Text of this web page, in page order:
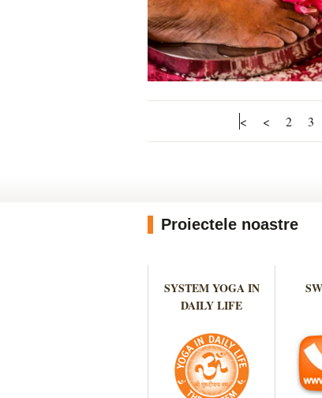
< < 2 3
Proiectele noastre
SYSTEM YOGA IN
DAILY LIFE